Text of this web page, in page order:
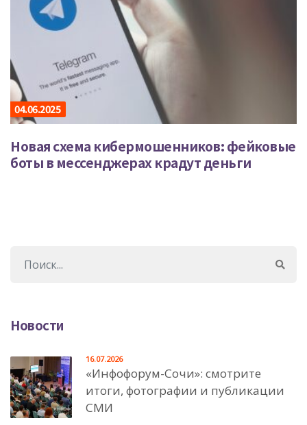
04.06.2025
Новая схема кибермошенников: фейковые
боты в мессенджерах крадут деньги
Новости
«Инфофорум-Сочи»: смотрите
итоги, фотографии и публикации
СМИ
16.07.2026